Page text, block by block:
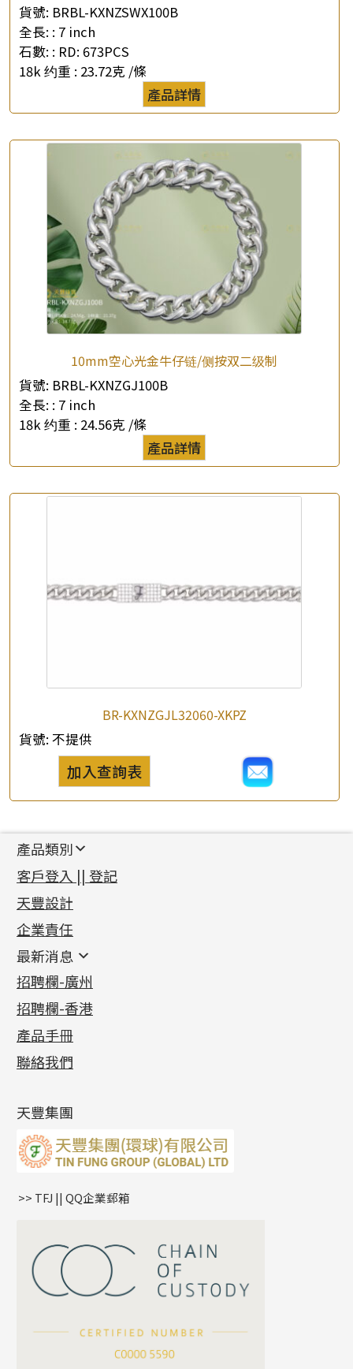
產品查詢
*你的名字
聯絡電話
查詢以下產品
貨號: BRBL-KXNZSWX100B
全長: : 7 inch
石數: : RD: 673PCS
18k 约重 : 23.72克 /條
產品詳情
10mm空心光金牛仔链/侧按双二级制
貨號: BRBL-KXNZGJ100B
全長: : 7 inch
18k 约重 : 24.56克 /條
產品詳情
BR-KXNZGJL32060-XKPZ
貨號: 不提供
加入查詢表
公司名稱
產品類別
新產品
足金系列
足金配件
機織鏈系列
珠仔鏈
镶口链
管狀網鏈
十字車花鏈系列
十字閃O鏈系列
十字錘打鏈系列
側身車花鏈系列
側身鏈系列
雙十字鏈系列
水波鏈系列
蛇骨鏈系列
鏈尾系列
嘴唇鏈系列
S車花鏈系列
珍珠鏈系列
坦克鏈系列
滿天星鏈系列
方假繩鏈系列
首飾配件
耳環類配件
卷迫系列
螺絲迫系列
梅花迫系列
平臺迫系列
綫拍系列
美拍系列
耳環扣系列
耳綫/耳鈎系列
耳環爪頭
耳環
鏈類配件
動感車花吊墜
調節珠系列
生圈扣系列
龍蝦扣系列
鴨俐制系列
字母吊墜
相盒吊墜
項鏈吊墜
生肖吊墜
星座吊墜
珠扣
其他類配件
珠盤系列
袖口鈕系列
焊片及鐳射綫
空心車花管
珠類配件
無孔光身珠
空心光身珠
無孔批花珠
鑲口類
四爪頭系列
六爪頭系列
車花片
動感車花片
鑲口戒指
鑲口手鏈系列
首飾系列
手镯系列
戒指系列
空心耳環
空心车花管首饰链
空心手鐲系列
貴金屬原料
千足金
記憶金屬系列
記憶戒指
拉簧珠珠手鏈
記憶鈦手鐲
客戶登入 || 登記
天豐設計
企業責任
最新消息
最新消息
各項證書(2)
相片集(9)
展覽會資訊
最新產品資訊
招聘欄-廣州
招聘欄-香港
產品手冊
聯絡我們
天豐集團
>> TFJ || QQ企業郵箱